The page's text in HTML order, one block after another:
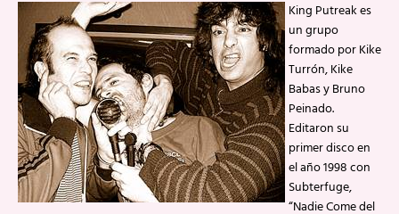
King Putreak es
un grupo
formado por Kike
Turrón, Kike
Babas y Bruno
Peinado.
Editaron su
primer disco en
el año 1998 con
Subterfuge,
“Nadie Come del